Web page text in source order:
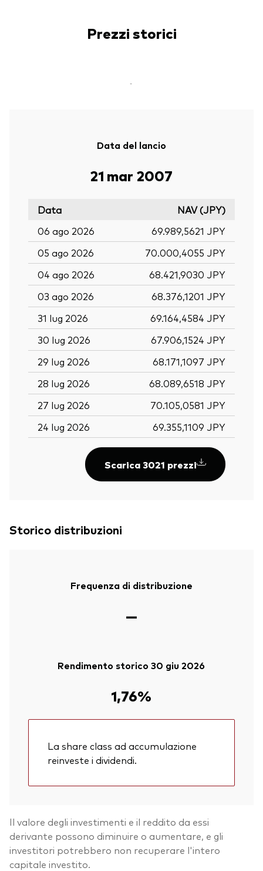
Prezzi storici
-
Data del lancio
21 mar 2007
Data
NAV (JPY)
06 ago 2026
69.989,5621 JPY
05 ago 2026
70.000,4055 JPY
04 ago 2026
68.421,9030 JPY
03 ago 2026
68.376,1201 JPY
31 lug 2026
69.164,4584 JPY
30 lug 2026
67.906,1524 JPY
29 lug 2026
68.171,1097 JPY
28 lug 2026
68.089,6518 JPY
27 lug 2026
70.105,0581 JPY
24 lug 2026
69.355,1109 JPY
Scarica 3021 prezzi
Storico distribuzioni
Frequenza di distribuzione
—
Rendimento storico 30 giu 2026
1,76%
La share class ad accumulazione
reinveste i dividendi.
Il valore degli investimenti e il reddito da essi
derivante possono diminuire o aumentare, e gli
investitori potrebbero non recuperare l'intero
capitale investito.